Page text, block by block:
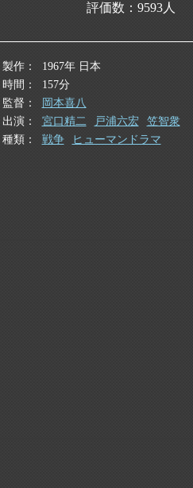
評価数： 9593 人
製作
1967年 日本
時間
157分
監督
岡本喜八
出演
宮口精二 戸浦六宏
笠智衆
種類
戦争 ヒューマンドラマ